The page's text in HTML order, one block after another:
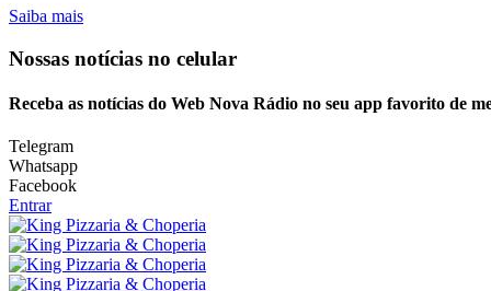
Saiba mais
Nossas notícias no celular
Receba as notícias do Web Nova Rádio no seu app favorito de
Telegram
Whatsapp
Facebook
Entrar